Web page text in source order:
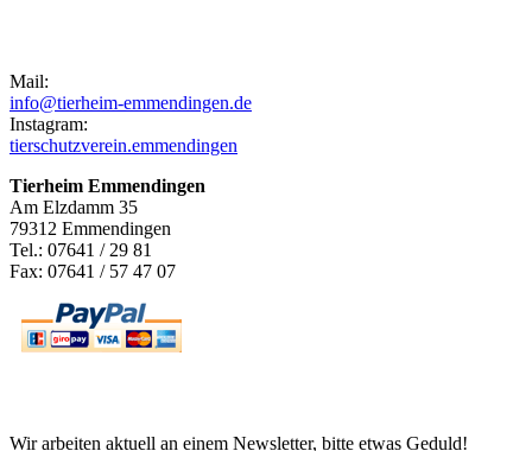
Mail:
info@tierheim-emmendingen.de
Instagram:
tierschutzverein.emmendingen
Tierheim Emmendingen
Am Elzdamm 35
79312 Emmendingen
Tel.: 07641 / 29 81
Fax: 07641 / 57 47 07
Wir arbeiten aktuell an einem Newsletter, bitte etwas Geduld!